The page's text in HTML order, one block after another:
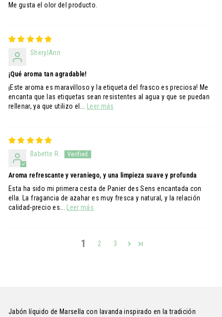
Me gusta el olor del producto.
SherylAnn
¡Qué aroma tan agradable!
¡Este aroma es maravilloso y la etiqueta del frasco es preciosa! Me
encanta que las etiquetas sean resistentes al agua y que se puedan
rellenar, ya que utilizo el...
Leer más
Babette R.
Aroma refrescante y veraniego, y una limpieza suave y profunda
Esta ha sido mi primera cesta de Panier des Sens encantada con
ella. La fragancia de azahar es muy fresca y natural, y la relación
calidad-precio es...
Leer más
1 2 3
Jabón líquido de Marsella con lavanda inspirado en la tradición